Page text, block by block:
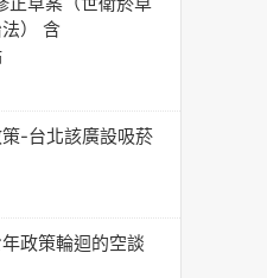
） 含
-台北該廣設吸菸
政策輪迴的空談